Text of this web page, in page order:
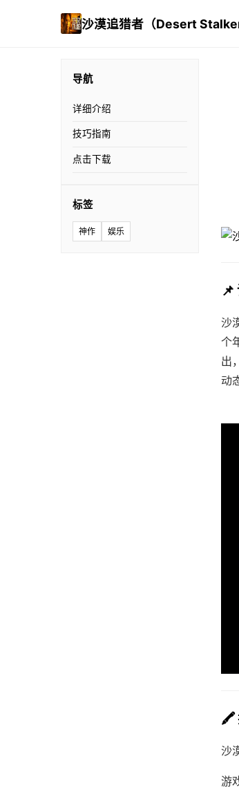
沙漠追猎者（Desert Stalker
导航
详细介绍
技巧指南
点击下载
标签
神作 娱乐
📌
沙
个
出
动
🖍️
沙
游